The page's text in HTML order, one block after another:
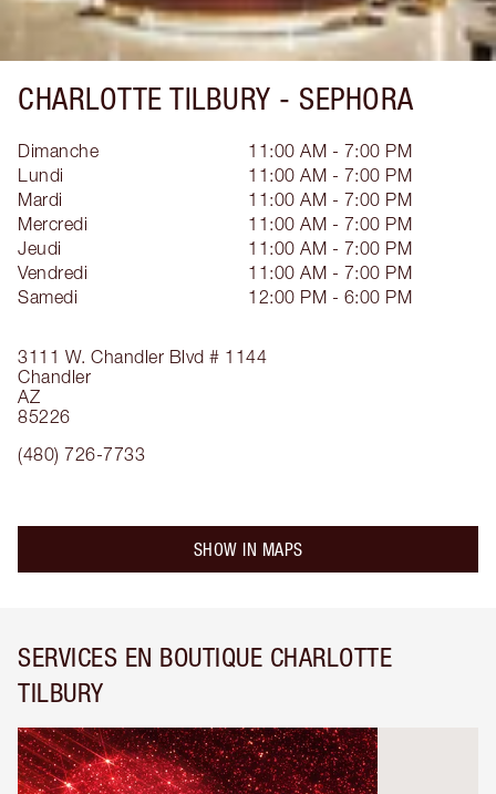
CHARLOTTE TILBURY - SEPHORA
3111 W. Chandler Blvd # 1144
Chandler
AZ
85226
(480) 726-7733
Dimanche
11:00 AM - 7:00 PM
Lundi
11:00 AM - 7:00 PM
Mardi
11:00 AM - 7:00 PM
Mercredi
11:00 AM - 7:00 PM
Jeudi
11:00 AM - 7:00 PM
Vendredi
11:00 AM - 7:00 PM
Samedi
12:00 PM - 6:00 PM
SHOW IN MAPS
SERVICES EN BOUTIQUE CHARLOTTE
TILBURY